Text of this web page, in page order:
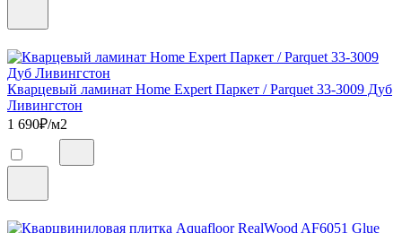
Кварцевый ламинат Home Expert Паркет / Parquet 33-3009 Дуб
Ливингстон
1 690₽/м2